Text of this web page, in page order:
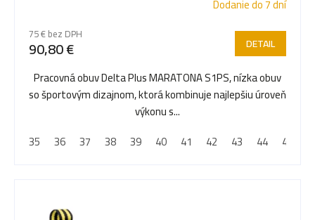
Dodanie do 7 dní
75 € bez DPH
90,80 € DETAIL
Pracovná obuv Delta Plus MARATONA S1PS, nízka obuv
so športovým dizajnom, ktorá kombinuje najlepšiu úroveň
výkonu s...
35
36 37 38 39 40 41 42 43 44 45